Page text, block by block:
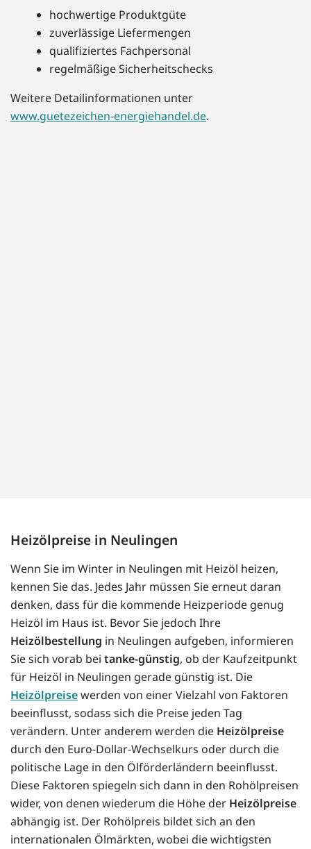
hochwertige Produktgüte
zuverlässige Liefermengen
qualifiziertes Fachpersonal
regelmäßige Sicherheitschecks
Weitere Detailinformationen unter
www.guetezeichen-energiehandel.de.
Heizölpreise in Neulingen
Wenn Sie im Winter in Neulingen mit Heizöl heizen,
kennen Sie das. Jedes Jahr müssen Sie erneut daran
denken, dass für die kommende Heizperiode genug
Heizöl im Haus ist. Bevor Sie jedoch Ihre
Heizölbestellung in Neulingen aufgeben, informieren
Sie sich vorab bei tanke-günstig, ob der Kaufzeitpunkt
für Heizöl in Neulingen gerade günstig ist. Die
Heizölpreisewerden von einer Vielzahl von Faktoren
beeinflusst, sodass sich die Preise jeden Tag
verändern. Unter anderem werden die Heizölpreise
durch den Euro-Dollar-Wechselkurs oder durch die
politische Lage in den Ölförderländern beeinflusst.
Diese Faktoren spiegeln sich dann in den Rohölpreisen
wider, von denen wiederum die Höhe der Heizölpreise
abhängig ist. Der Rohölpreis bildet sich an den
internationalen Ölmärkten, wobei die wichtigsten